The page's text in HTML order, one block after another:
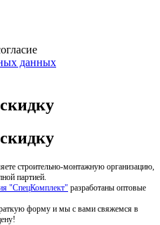
данных
строительно-монтажную организацию,
партией.
"СпецКомплект" разработаны оптовые
форму и мы с вами свяжемся в